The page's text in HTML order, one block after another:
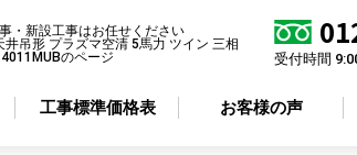
・新設工事はお任せください
吊形 プラズマ空清 5馬力 ツイン 三相
のページ
受付時間
工事標準価格表 お客様の声